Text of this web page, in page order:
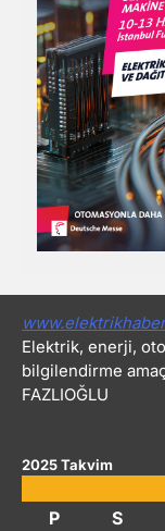
Elektrik, enerji,
bilgilendirme
FAZLIOĞLU
2025 Takvim
P
S